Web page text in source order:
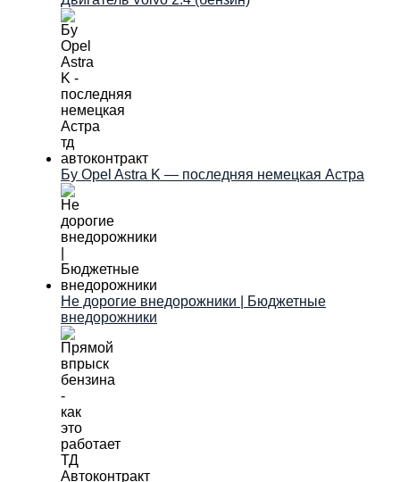
Бу Opel Astra K — последняя немецкая Астра
Не дорогие внедорожники | Бюджетные
внедорожники